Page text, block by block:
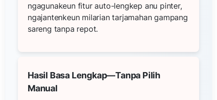
ngagunakeun fitur auto-lengkep anu pinter,
ngajantenkeun milarian tarjamahan gampang
sareng tanpa repot.
Hasil Basa Lengkap—Tanpa Pilih
Manual